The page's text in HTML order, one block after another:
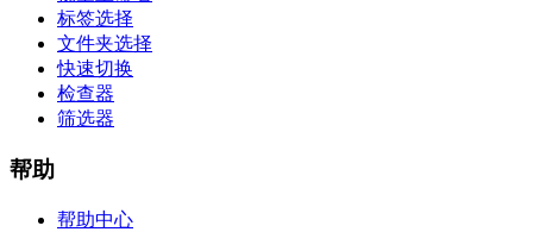
标签选择
文件夹选择
快速切换
检查器
筛选器
帮助
帮助中心